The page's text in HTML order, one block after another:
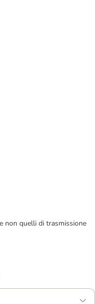
non quelli di trasmissione